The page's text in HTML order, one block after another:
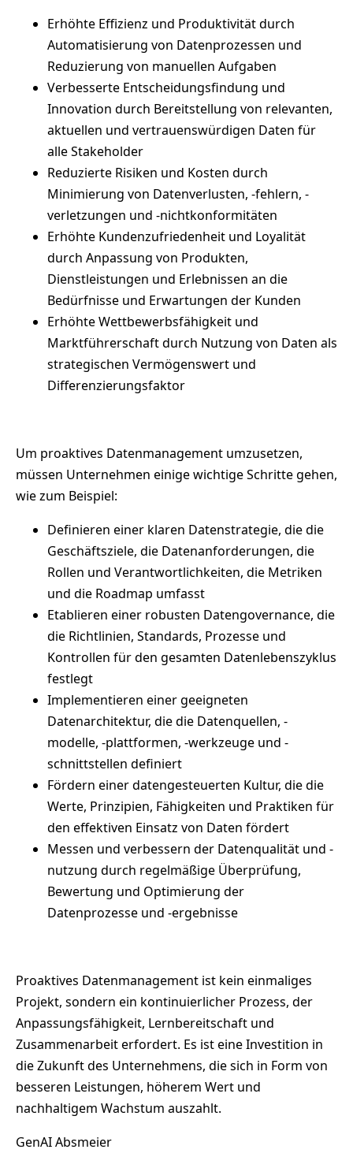
Erhöhte Effizienz und Produktivität durch
Automatisierung von Datenprozessen und
Reduzierung von manuellen Aufgaben
Verbesserte Entscheidungsfindung und
Innovation durch Bereitstellung von relevanten,
aktuellen und vertrauenswürdigen Daten für
alle Stakeholder
Reduzierte Risiken und Kosten durch
Minimierung von Datenverlusten, -fehlern, -
verletzungen und -nichtkonformitäten
Erhöhte Kundenzufriedenheit und Loyalität
durch Anpassung von Produkten,
Dienstleistungen und Erlebnissen an die
Bedürfnisse und Erwartungen der Kunden
Erhöhte Wettbewerbsfähigkeit und
Marktführerschaft durch Nutzung von Daten als
strategischen Vermögenswert und
Differenzierungsfaktor
Um proaktives Datenmanagement umzusetzen,
müssen Unternehmen einige wichtige Schritte gehen,
wie zum Beispiel:
Definieren einer klaren Datenstrategie, die die
Geschäftsziele, die Datenanforderungen, die
Rollen und Verantwortlichkeiten, die Metriken
und die Roadmap umfasst
Etablieren einer robusten Datengovernance, die
die Richtlinien, Standards, Prozesse und
Kontrollen für den gesamten Datenlebenszyklus
festlegt
Implementieren einer geeigneten
Datenarchitektur, die die Datenquellen, -
modelle, -plattformen, -werkzeuge und -
schnittstellen definiert
Fördern einer datengesteuerten Kultur, die die
Werte, Prinzipien, Fähigkeiten und Praktiken für
den effektiven Einsatz von Daten fördert
Messen und verbessern der Datenqualität und -
nutzung durch regelmäßige Überprüfung,
Bewertung und Optimierung der
Datenprozesse und -ergebnisse
Proaktives Datenmanagement ist kein einmaliges
Projekt, sondern ein kontinuierlicher Prozess, der
Anpassungsfähigkeit, Lernbereitschaft und
Zusammenarbeit erfordert. Es ist eine Investition in
die Zukunft des Unternehmens, die sich in Form von
besseren Leistungen, höherem Wert und
nachhaltigem Wachstum auszahlt.
GenAI Absmeier